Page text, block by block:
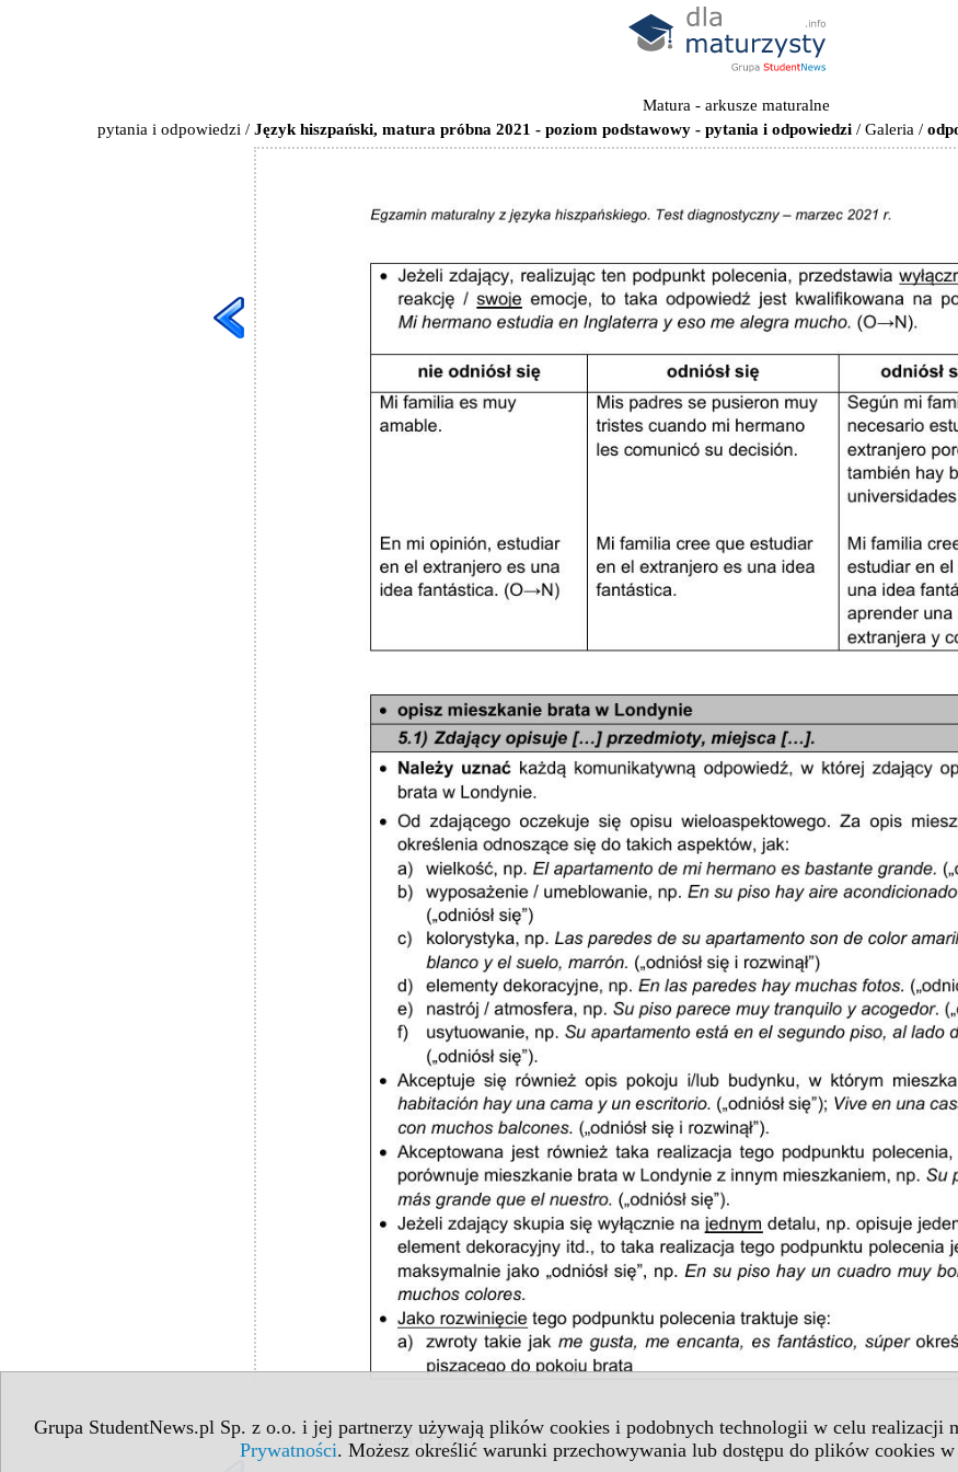
Grupa StudentNews.pl Sp. z o.o. i jej partnerzy używają plików cookies i podobnych technologii w celu realizacji
Prywatności. Możesz określić warunki przechowywania lub dostępu do plików cookies
Matura - arkusze maturalne
pytania i odpowiedzi / Język hiszpański, matura próbna 2021 - poziom podstawowy - pytania i odpowiedzi / Galeria /